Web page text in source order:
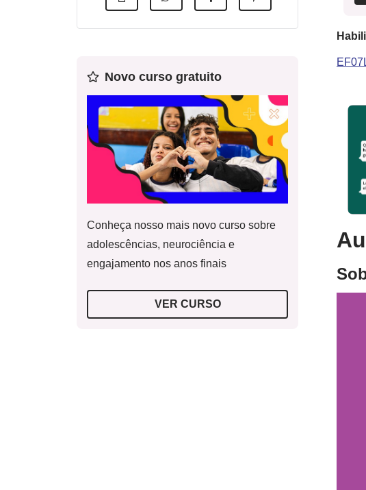
Novo curso gratuito
Conheça nosso mais novo curso sobre
adolescências, neurociência e
engajamento nos anos finais
VER CURSO